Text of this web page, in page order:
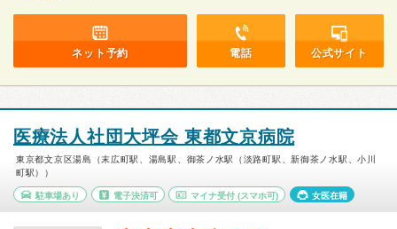
ネット予約 電話 公式サイト
医療法人社団大坪会 東都文京病院
東京都文京区湯島（末広町駅、湯島駅、御茶ノ水駅（淡路町駅、新御茶ノ水駅、小川
町駅））
駐車場あり 電子決済可 マイナ受付 (スマホ可) 女医在籍